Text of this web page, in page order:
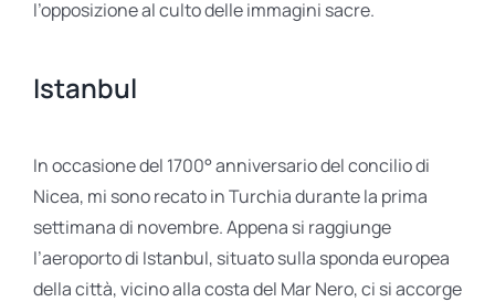
l’opposizione al culto delle immagini sacre.
Istanbul
In occasione del 1700° anniversario del concilio di
Nicea, mi sono recato in Turchia durante la prima
settimana di novembre. Appena si raggiunge
l’aeroporto di Istanbul, situato sulla sponda europea
della città, vicino alla costa del Mar Nero, ci si accorge